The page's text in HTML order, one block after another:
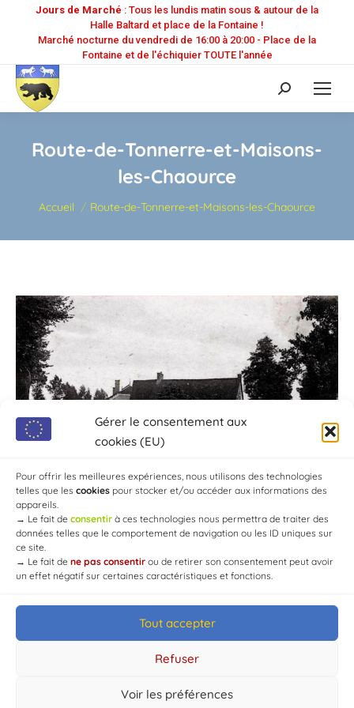
Gérer le consentement aux
cookies (EU)
Pour offrir les meilleures expériences, nous utilisons des technologies
telles que les cookies pour stocker et/ou accéder aux informations des
appareils.
→ Le fait de consentir à ces technologies nous permettra de traiter des
données telles que le comportement de navigation ou les ID uniques sur
ce site.
→ Le fait de ne pas consentir ou de retirer son consentement peut avoir
un effet négatif sur certaines caractéristiques et fonctions.
Tout accepter
Refuser
Voir les préférences
Jours de Marché : Tous les lundis matin sous & autour de la
Halle Baltard et place de la Fontaine !
Marché nocturne du vendredi de 16:00 à 20:00 - Place de la
Fontaine et de l'échiquier TOUTE l'année
Recherche
:
Route-de-Tonnerre-et-Maisons-
les-Chaource
Vous êtes ici :
Accueil Route-de-Tonnerre-et-Maisons-les-Chaource
© Mairie de Chaource [2004-2024] | Tous droits réservés.
Developed byWEB3-DESIGN